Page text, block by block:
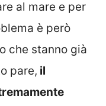
al mare e per
è però
che stanno già
pare, il